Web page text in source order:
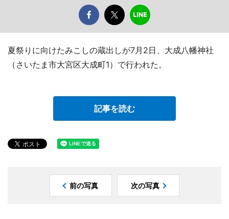
夏祭りに向けたみこしの蔵出しが7月2日、大成八幡神社
（さいたま市大宮区大成町1）で行われた。
記事を読む
前の写真 次の写真